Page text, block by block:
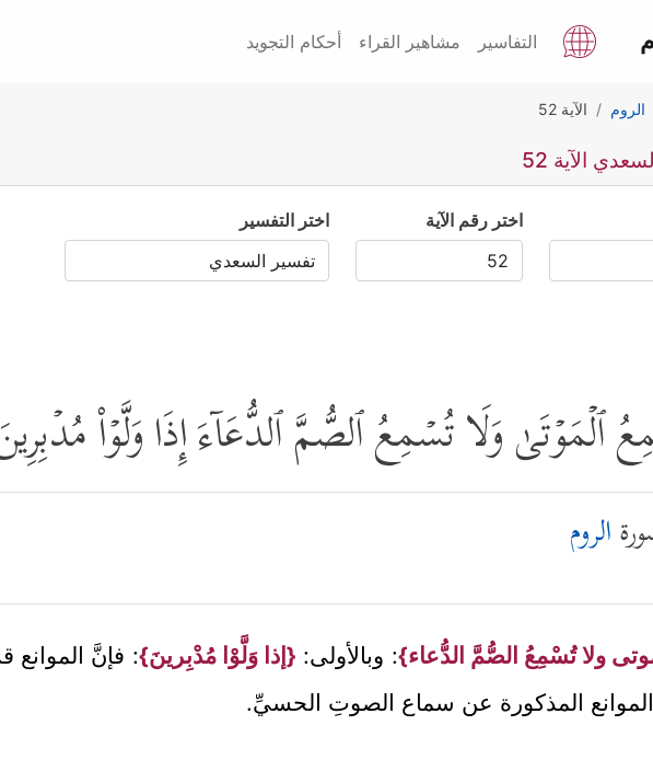
التفاسير مشاهير القراء أحكام التجويد
الروم الآية 52
الآية 52
اختر رقم الآية اختر التفسير
ٱلۡمَوۡتَىٰ وَلَا تُسۡمِعُ ٱلصُّمَّ ٱلدُّعَاۤءَ إِذَا وَلَّوۡاْ
الروم
ولا تُسْمِعُ الصُّمَّ الدُّعاء}: وبالأولى: {إذا وَلَّوْا مُدْبِرينَ}: فإنَّ الموانع
الموانع المذكورة عن سماع الصوتِ الحسيِّ.